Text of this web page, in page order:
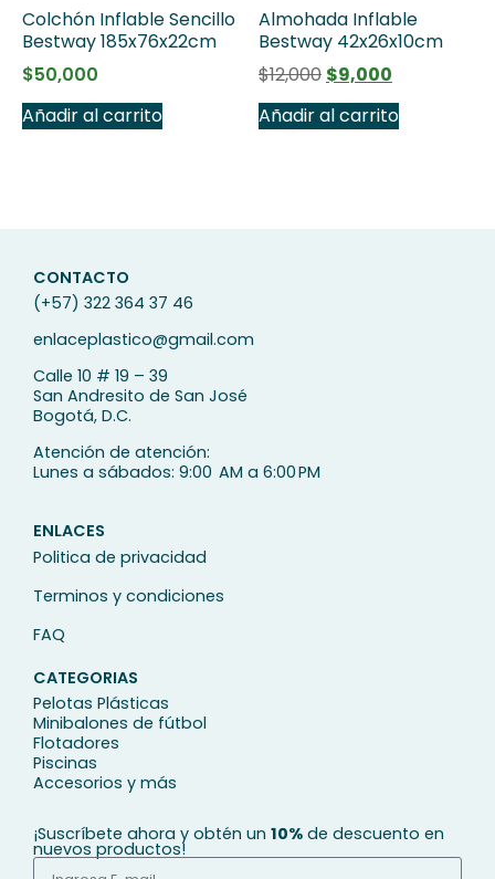
Colchón Inflable Sencillo
Bestway 185x76x22cm
$50,000
Añadir al carrito
Almohada Inflable
Bestway 42x26x10cm
$12,000 $9,000
Añadir al carrito
CONTACTO
(+57) 322 364 37 46
enlaceplastico@gmail.com
Calle 10 # 19 – 39
San Andresito de San José
Bogotá, D.C.
Atención de atención:
Lunes a sábados: 9:00 AM a 6:00 PM
ENLACES
Politica de privacidad
Terminos y condiciones
FAQ
CATEGORIAS
Pelotas Plásticas
Minibalones de fútbol
Flotadores
Piscinas
Accesorios y más
¡Suscríbete ahora y obtén un 10% de descuento en
nuevos productos!